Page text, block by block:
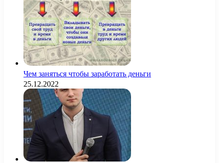
Чем заняться чтобы заработать деньги
25.12.2022